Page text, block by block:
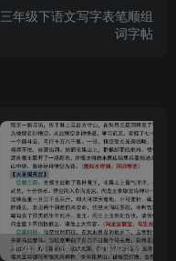
三年级下语文写字表笔顺组
词字帖